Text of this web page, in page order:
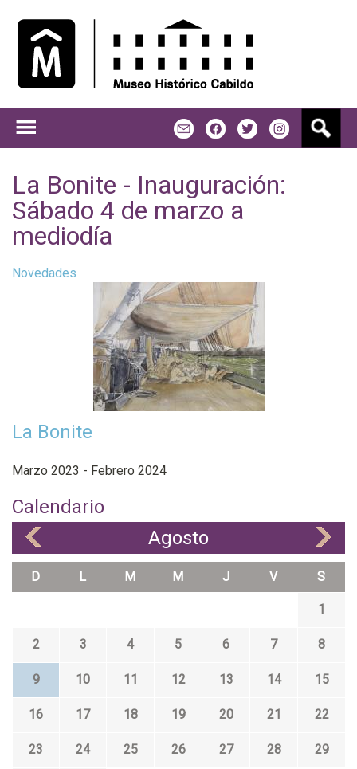
La Bonite - Inauguración:
Sábado 4 de marzo a
mediodía
Novedades
La Bonite
Marzo 2023 - Febrero 2024
Calendario
Agosto
D L M M J V S
1
2 3 4 5 6 7 8
9 10 11 12 13 14 15
16 17 18 19 20 21 22
23 24 25 26 27 28 29
s